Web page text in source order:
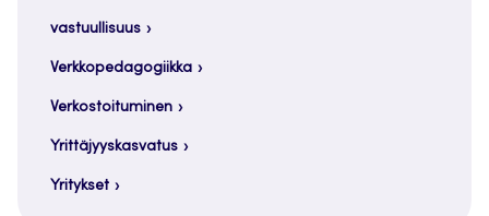
vastuullisuus
Verkkopedagogiikka
Verkostoituminen
Yrittäjyyskasvatus
Yritykset